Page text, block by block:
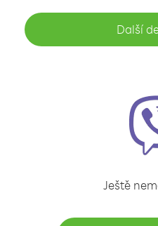
Další
Ještě